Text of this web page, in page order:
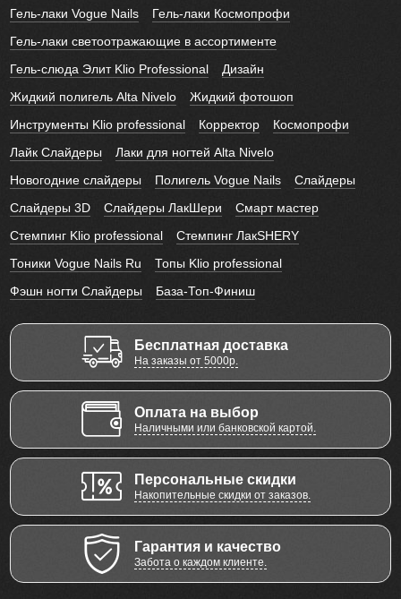
Гель-лаки Vogue Nails
Гель-лаки Космопрофи
Гель-лаки светоотражающие в ассортименте
Гель-слюда Элит Klio Professional
Дизайн
Жидкий полигель Alta Nivelo
Жидкий фотошоп
Инструменты Klio professional
Корректор
Космопрофи
Лайк Слайдеры
Лаки для ногтей Alta Nivelo
Новогодние слайдеры
Полигель Vogue Nails
Слайдеры
Слайдеры 3D
Слайдеры ЛакШери
Смарт мастер
Стемпинг Klio professional
Стемпинг ЛакSHERY
Тоники Vogue Nails Ru
Топы Klio professional
Фэшн ногти Слайдеры
База-Топ-Финиш
Бесплатная доставка
На заказы от 5000р.
Оплата на выбор
Наличными или банковской картой.
Персональные скидки
Накопительные скидки от заказов.
Гарантия и качество
Забота о каждом клиенте.